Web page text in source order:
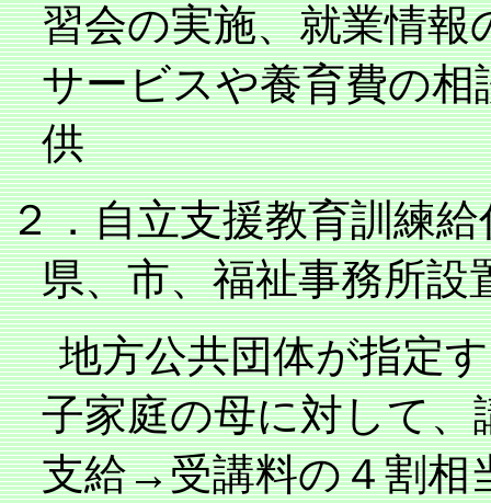
習会の実施、就業情
サービスや養育費の
供
２．自立支援教育訓練
県、市、福祉事務所設
地方公共団体が指定
子家庭の母に対して
支給→受講料の４割相